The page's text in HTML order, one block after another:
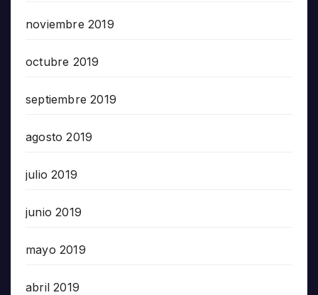
noviembre 2019
octubre 2019
septiembre 2019
agosto 2019
julio 2019
junio 2019
mayo 2019
abril 2019